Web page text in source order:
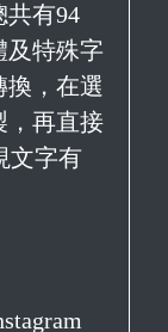
共有94
及特殊字
換，在選
，再直接
文字有